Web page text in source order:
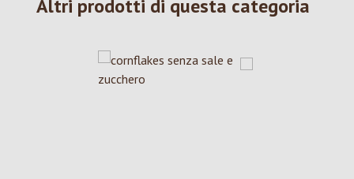
Altri prodotti di questa categoria